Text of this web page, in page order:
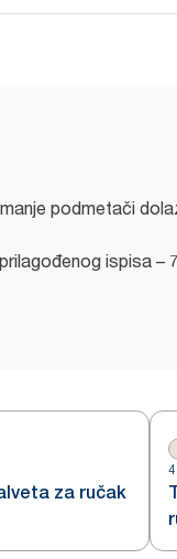
podmetači
ispisa –
za ručak